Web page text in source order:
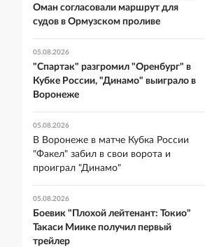
Оман согласовали маршрут для
судов в Ормузском проливе
05.08.2026
"Спартак" разгромил "Оренбург" в
Кубке России, "Динамо" выиграло в
Воронеже
05.08.2026
В Воронеже в матче Кубка России
"Факел" забил в свои ворота и
проиграл "Динамо"
05.08.2026
Боевик "Плохой лейтенант: Токио"
Такаси Миике получил первый
трейлер